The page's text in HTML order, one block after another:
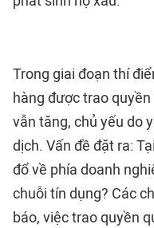
Trong giai đoạn thí
hàng được trao
vẫn tăng, chủ yếu do
dịch. Vấn đề đặt ra:
đổ về phía doanh
chuỗi tín dụng? Các
báo, việc trao quyền